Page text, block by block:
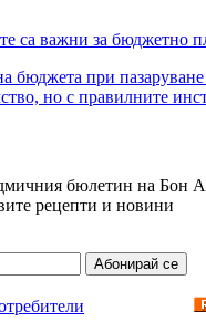
са важни за бюджетно
бюджета при
но с правилните
бюлетин на Бон
рецепти и новини